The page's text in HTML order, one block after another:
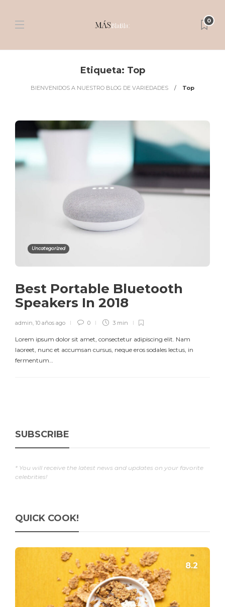
0
Etiqueta: Top
BIENVENIDOS A NUESTRO BLOG DE VARIEDADES Top
Uncategorized
Best Portable Bluetooth
Speakers In 2018
admin, 10 años ago 0 3 min
Lorem ipsum dolor sit amet, consectetur adipiscing elit. Nam
laoreet, nunc et accumsan cursus, neque eros sodales lectus, in
fermentum…
SUBSCRIBE
* You will receive the latest news and updates on your favorite
celebrities!
QUICK COOK!